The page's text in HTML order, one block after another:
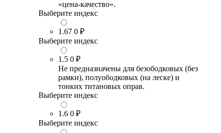
«цена-качество».
Выберите индекс
1.67 0 ₽
Выберите индекс
1.5 0 ₽
Не предназначены для безободковых (без
рамки), полуободковых (на леске) и
тонких титановых оправ.
Выберите индекс
1.6 0 ₽
Выберите индекс